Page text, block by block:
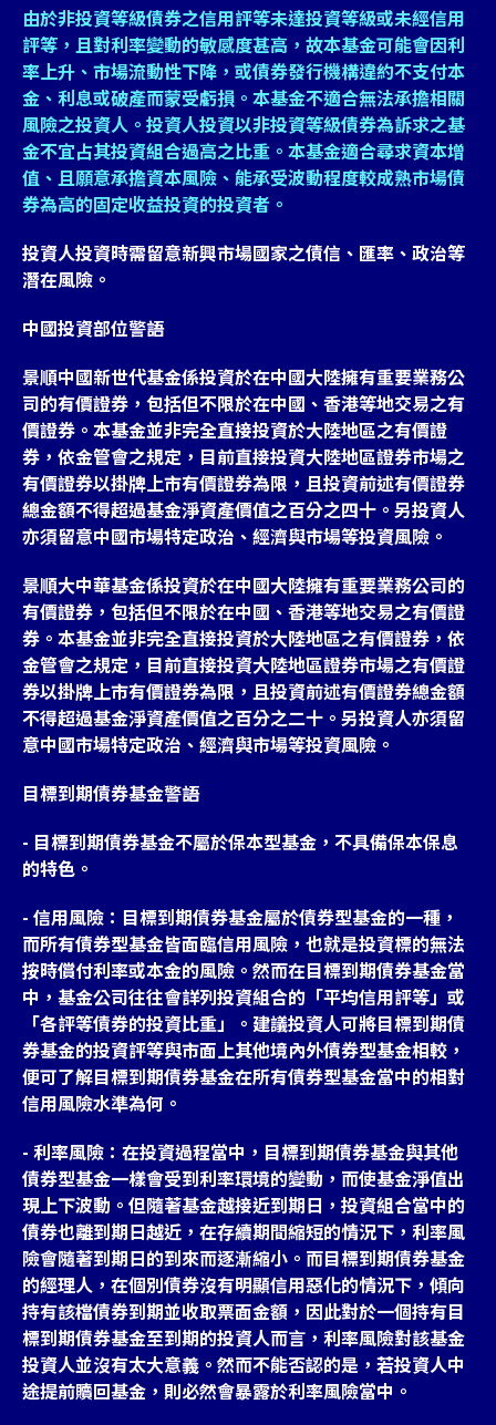
由於非投資等級債券之信用評等未達投資等級或未經信用
評等，且對利率變動的敏感度甚高，故本基金可能會因利
率上升、市場流動性下降，或債券發行機構違約不支付本
金、利息或破產而蒙受虧損。本基金不適合無法承擔相關
風險之投資人。投資人投資以非投資等級債券為訴求之基
金不宜占其投資組合過高之比重。本基金適合尋求資本增
值、且願意承擔資本風險、能承受波動程度較成熟市場債
券為高的固定收益投資的投資者。
投資人投資時需留意新興市場國家之債信、匯率、政治等
潛在風險。
中國投資部位警語
景順中國新世代基金係投資於在中國大陸擁有重要業務公
司的有價證券，包括但不限於在中國、香港等地交易之有
價證券。本基金並非完全直接投資於大陸地區之有價證
券，依金管會之規定，目前直接投資大陸地區證券市場之
有價證券以掛牌上市有價證券為限，且投資前述有價證券
總金額不得超過基金淨資產價值之百分之四十。另投資人
亦須留意中國市場特定政治、經濟與市場等投資風險。
景順大中華基金係投資於在中國大陸擁有重要業務公司的
有價證券，包括但不限於在中國、香港等地交易之有價證
券。本基金並非完全直接投資於大陸地區之有價證券，依
金管會之規定，目前直接投資大陸地區證券市場之有價證
券以掛牌上市有價證券為限，且投資前述有價證券總金額
不得超過基金淨資產價值之百分之二十。另投資人亦須留
意中國市場特定政治、經濟與市場等投資風險。
目標到期債券基金警語
- 目標到期債券基金不屬於保本型基金，不具備保本保息
的特色。
- 信用風險：目標到期債券基金屬於債券型基金的一種，
而所有債券型基金皆面臨信用風險，也就是投資標的無法
按時償付利率或本金的風險。然而在目標到期債券基金當
中，基金公司往往會詳列投資組合的「平均信用評等」或
「各評等債券的投資比重」。建議投資人可將目標到期債
券基金的投資評等與市面上其他境內外債券型基金相較，
便可了解目標到期債券基金在所有債券型基金當中的相對
信用風險水準為何。
- 利率風險：在投資過程當中，目標到期債券基金與其他
債券型基金一樣會受到利率環境的變動，而使基金淨值出
現上下波動。但隨著基金越接近到期日，投資組合當中的
債券也離到期日越近，在存續期間縮短的情況下，利率風
險會隨著到期日的到來而逐漸縮小。而目標到期債券基金
的經理人，在個別債券沒有明顯信用惡化的情況下，傾向
持有該檔債券到期並收取票面金額，因此對於一個持有目
標到期債券基金至到期的投資人而言，利率風險對該基金
投資人並沒有太大意義。然而不能否認的是，若投資人中
途提前贖回基金，則必然會暴露於利率風險當中。